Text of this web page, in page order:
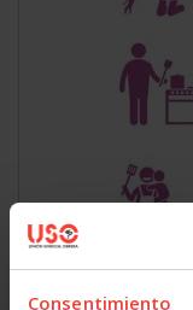
Consentimiento